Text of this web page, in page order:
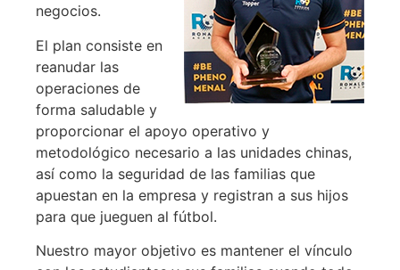
negocios.
El plan consiste en
reanudar las
operaciones de
forma saludable y
proporcionar el apoyo operativo y
metodológico necesario a las unidades chinas,
así como la seguridad de las familias que
apuestan en la empresa y registran a sus hijos
para que jueguen al fútbol.
Nuestro mayor objetivo es mantener el vínculo